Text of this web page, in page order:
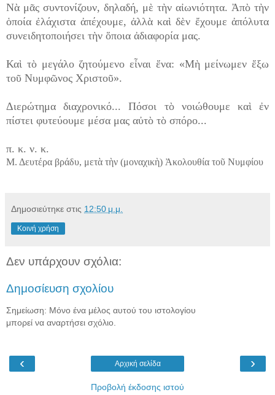
Νὰ μᾶς συντονίζουν, δηλαδή, μὲ τὴν αἰωνιότητα. Ἀπὸ τὴν
ὁποία ἐλάχιστα ἀπέχουμε, ἀλλὰ καὶ δὲν ἔχουμε ἀπόλυτα
συνειδητοποιήσει τὴν ὅποια ἀδιαφορία μας.
Καὶ τὸ μεγάλο ζητούμενο εἶναι ἕνα: «Μὴ μείνωμεν ἔξω
τοῦ Νυμφῶνος Χριστοῦ».
Διερώτημα διαχρονικό... Πόσοι τὸ νοιώθουμε καὶ ἐν
πίστει φυτεύουμε μέσα μας αὐτὸ τὸ σπόρο...
π. κ. ν. κ.
Μ. Δευτέρα βράδυ, μετὰ τὴν (μοναχικὴ) Ἀκολουθία τοῦ Νυμφίου
Δημοσιεύτηκε στις 12:50 μ.μ.
Κοινή χρήση
Δεν υπάρχουν σχόλια:
Δημοσίευση σχολίου
Σημείωση: Μόνο ένα μέλος αυτού του ιστολογίου
μπορεί να αναρτήσει σχόλιο.
‹ ›
Αρχική σελίδα
Προβολή έκδοσης ιστού